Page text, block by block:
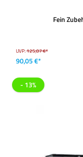
Fein
UVP:125,07 €*
90,05 €*
- 13%